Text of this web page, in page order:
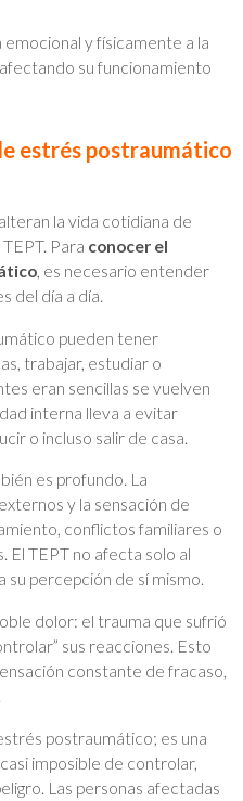
y físicamente a la
su funcionamiento
estrés postraumático
la vida cotidiana de
Para conocer el
, es necesario entender
del día a día.
pueden tener
trabajar, estudiar o
eran sencillas se vuelven
interna lleva a evitar
o incluso salir de casa.
es profundo. La
y la sensación de
conflictos familiares o
El TEPT no afecta solo al
su percepción de sí mismo.
dolor: el trauma que sufrió
sus reacciones. Esto
constante de fracaso,
postraumático; es una
imposible de controlar,
Las personas afectadas